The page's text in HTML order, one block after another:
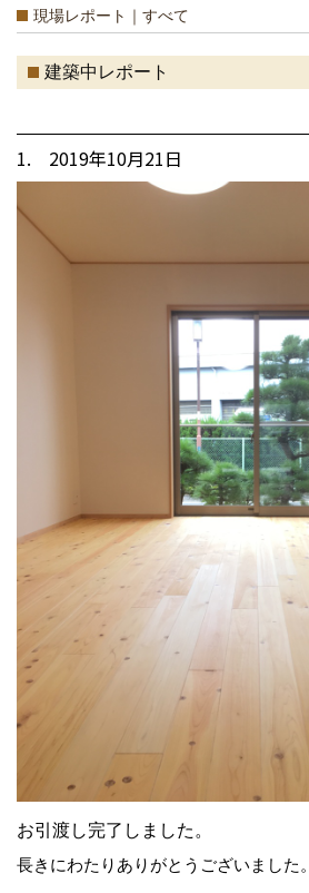
現場レポート｜すべて
建築中レポート
1. 2019年10月21日
お引渡し完了しました。
長きにわたりありがとうございました。